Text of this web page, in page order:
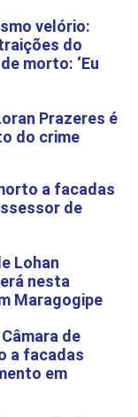
velório:
do
morto: ‘Eu
Prazeres é
do crime
a facadas
de
Lohan
nesta
Maragogipe
de
a facadas
em